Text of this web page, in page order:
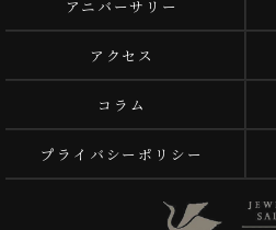
アニバーサリー
アクセス
コラム
プライバシーポリシー